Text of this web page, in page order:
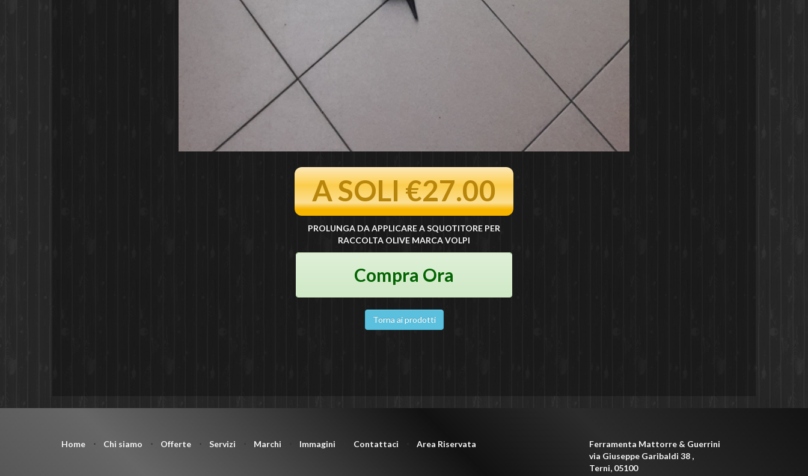
A SOLI €27.00
PROLUNGA DA APPLICARE A SQUOTITORE PER
RACCOLTA OLIVE MARCA VOLPI
Compra Ora
Torna ai prodotti
Home ⋅ Chi siamo ⋅ Offerte ⋅ Servizi Marchi Immagini Contattaci Area Riservata
Ferramenta Mattorre & Guerrini
via Giuseppe Garibaldi 38 ,
Terni, 05100